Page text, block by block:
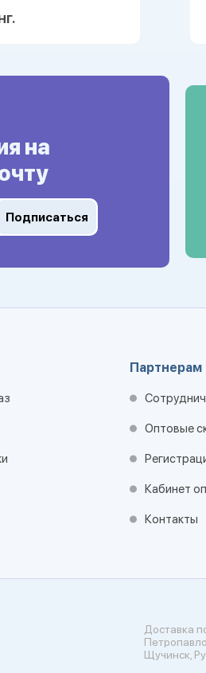
на
Подписаться
Партнерам
Оптовые
Кабинет
Контакты
Доставка
Щучинск,